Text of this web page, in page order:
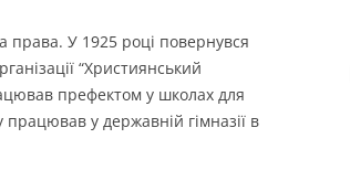
права. У 1925 році повернувся
“Християнський
префектом у школах для
працював у державній гімназії в